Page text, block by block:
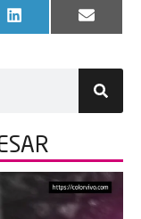
LinkedIn Email